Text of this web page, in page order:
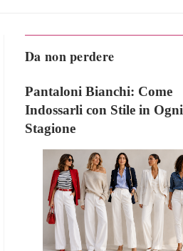
Da non perdere
Pantaloni Bianchi: Come
Indossarli con Stile in Ogni
Stagione